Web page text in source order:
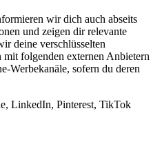
wir dich auch abseits
und zeigen dir relevante
deine verschlüsselten
mit folgenden externen Anbietern
Werbekanäle, sofern du deren
LinkedIn, Pinterest, TikTok